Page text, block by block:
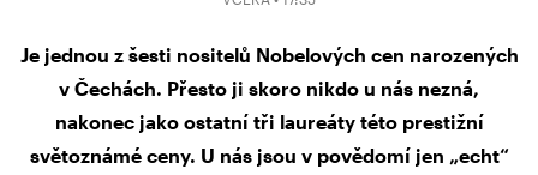
Je jednou z šesti nositelů Nobelových cen narozených
v Čechách. Přesto ji skoro nikdo u nás nezná,
nakonec jako ostatní tři laureáty této prestižní
světoznámé ceny. U nás jsou v povědomí jen „echt“